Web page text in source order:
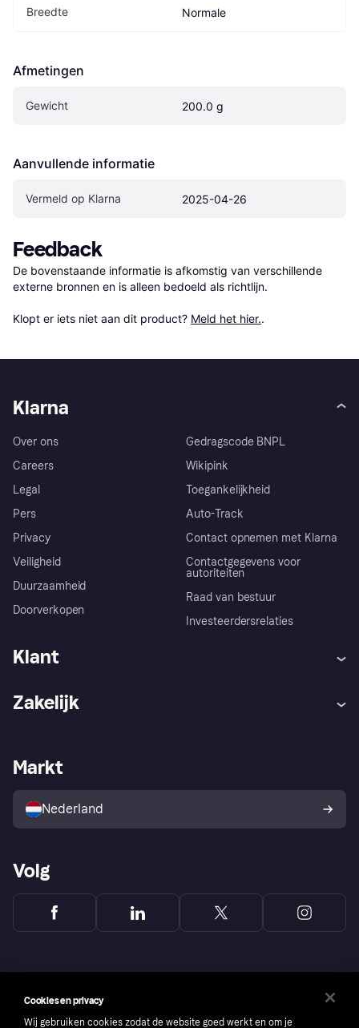
Breedte Normale
Afmetingen
Gewicht 200.0 g
Aanvullende informatie
Vermeld op Klarna 2025-04-26
Feedback
De bovenstaande informatie is afkomstig van verschillende
externe bronnen en is alleen bedoeld als richtlijn.
Klopt er iets niet aan dit product? Meld het hier..
Klarna
Over ons
Careers
Legal
Pers
Privacy
Veiligheid
Duurzaamheid
Doorverkopen
Gedragscode BNPL
Wikipink
Toegankelijkheid
Auto-Track
Contact opnemen met Klarna
Contactgegevens voor
autoriteiten
Raad van bestuur
Investeerdersrelaties
Klant
Winkeloverzicht
Kopersbescherming voor
consumenten
Zakelijk
Zakelijke login
Markt
Nederland
Volg
Cookies en privacy
Wij gebruiken cookies zodat de website goed werkt en om je